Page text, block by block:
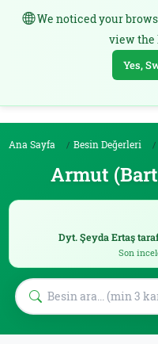
We noticed your
view the
Yes,
TR
Ana Sayfa Besin Değerleri
Armut
Dyt. Şeyda Ertaş
Son